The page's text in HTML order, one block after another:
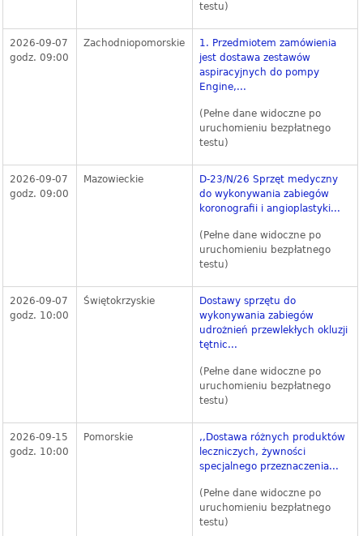
testu)
2026-09-07
godz. 09:00
Zachodniopomorskie
1. Przedmiotem zamówienia
jest dostawa zestawów
aspiracyjnych do pompy
Engine,...
(Pełne dane widoczne po
uruchomieniu bezpłatnego
testu)
2026-09-07
godz. 09:00
Mazowieckie
D-23/N/26 Sprzęt medyczny
do wykonywania zabiegów
koronografii i angioplastyki...
(Pełne dane widoczne po
uruchomieniu bezpłatnego
testu)
2026-09-07
godz. 10:00
Świętokrzyskie
Dostawy sprzętu do
wykonywania zabiegów
udrożnień przewlekłych okluzji
tętnic...
(Pełne dane widoczne po
uruchomieniu bezpłatnego
testu)
2026-09-15
godz. 10:00
Pomorskie
,,Dostawa różnych produktów
leczniczych, żywności
specjalnego przeznaczenia...
(Pełne dane widoczne po
uruchomieniu bezpłatnego
testu)